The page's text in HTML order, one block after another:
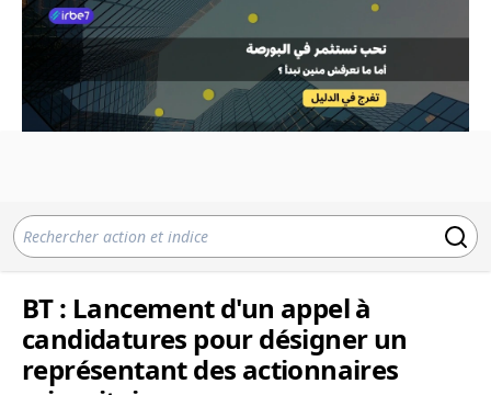
BT : Lancement d'un appel à
candidatures pour désigner un
représentant des actionnaires